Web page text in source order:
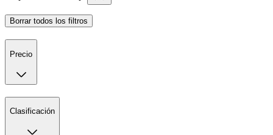
Borrar todos los filtros
Precio
Clasificación